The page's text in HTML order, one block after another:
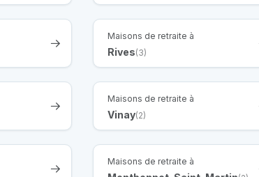
Maisons de retraite à
Rives(3)
Maisons de retraite à
Vinay(2)
Maisons de retraite à